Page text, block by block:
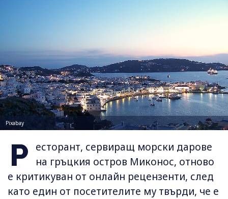
Pixabay
Р
есторант, сервиращ морски дарове
на гръцкия остров Миконос, отново
е критикуван от онлайн рецензенти, след
като един от посетителите му твърди, че е